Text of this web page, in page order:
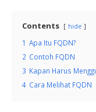
Contents hide
1 Apa Itu FQDN?
2 Contoh FQDN
3 Kapan Harus
4 Cara Melihat FQDN